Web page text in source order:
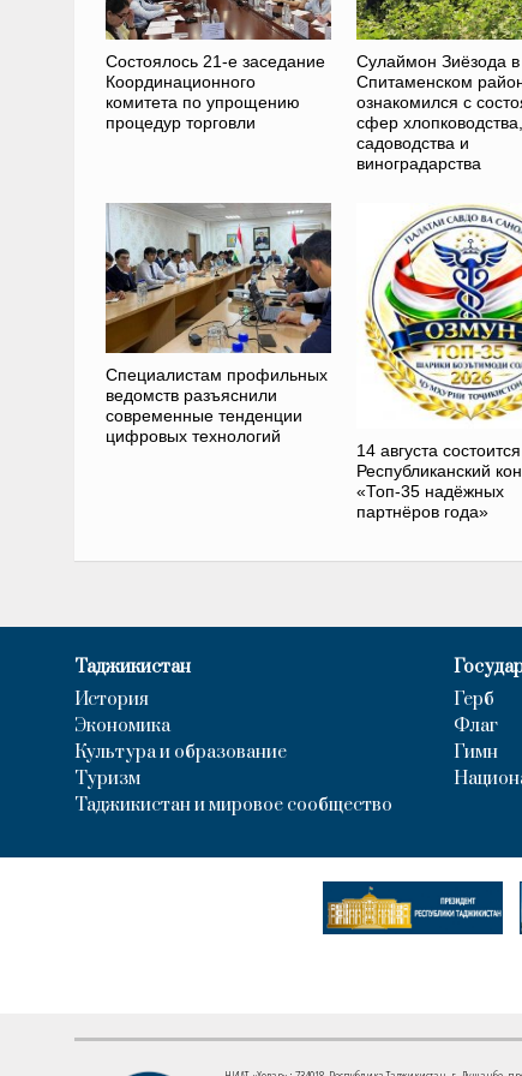
Состоялось 21-е заседание
Координационного
комитета по упрощению
процедур торговли
Сулаймон Зиёзода в
Спитаменском
ознакомился с
сфер хлопководства,
садоводства и
виноградарства
Специалистам профильных
ведомств разъяснили
современные тенденции
цифровых технологий
14 августа состоится
Республиканский
«Топ-35 надёжных
партнёров года»
Таджикистан
История
Экономика
Культура и образование
Туризм
Таджикистан и мировое сообщество
Герб
Флаг
Гимн